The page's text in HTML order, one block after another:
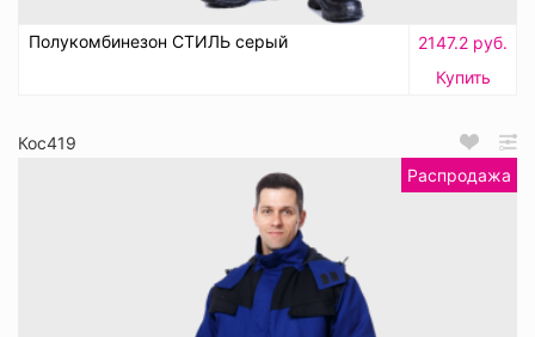
Полукомбинезон СТИЛЬ серый
2147.2 руб.
Купить
Кос419
Распродажа